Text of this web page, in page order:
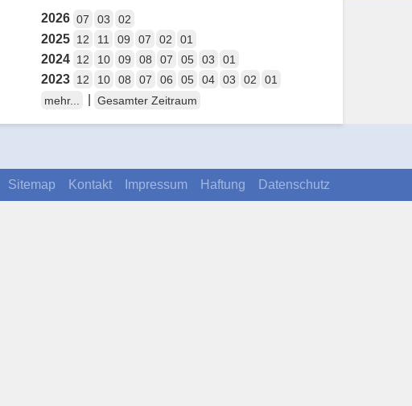
2026 07 03 02
2025 12 11 09 07 02 01
2024 12 10 09 08 07 05 03 01
2023 12 10 08 07 06 05 04 03 02
01
mehr...
Gesamter Zeitraum
Sitemap Kontakt Impressum Haftung Datenschutz